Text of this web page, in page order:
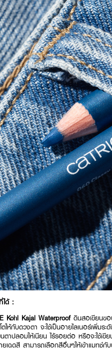
ด้ :
Kohl Kajal Waterproof ดินสอเขียนข
ให้กับดวงตา จะใช้เป็นอายไลเนอร์เพิ่มร
นตาปลอมให้เนียน ไร้รอยต่อ หรือจะใช้เ
ยเฉดสี สามารถเลือกสีอื่นๆให้เข้าแมทช์